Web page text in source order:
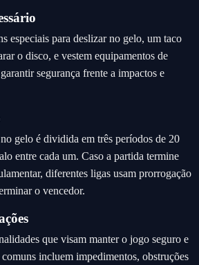
especiais para deslizar no gelo, um taco
o disco, e vestem equipamentos de
segurança frente a impactos e
gelo é dividida em três períodos de 20
entre cada um. Caso a partida termine
diferentes ligas usam prorrogação
o vencedor.
que visam manter o jogo seguro e
incluem impedimentos, obstruções